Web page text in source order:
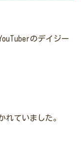
のデイジー
れていました。